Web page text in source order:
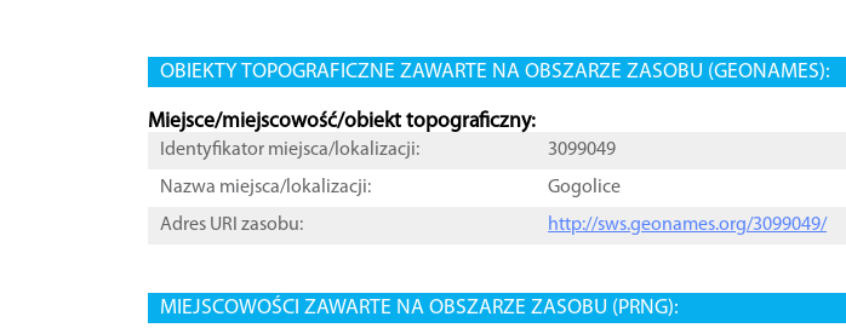
OBIEKTY TOPOGRAFICZNE ZAWARTE NA OBSZARZE ZASOBU (GEONAMES):
Miejsce/miejscowość/obiekt topograficzny:
Identyfikator miejsca/lokalizacji:
3099049
Nazwa miejsca/lokalizacji:
Gogolice
Adres URI zasobu:
http://sws.geonames.org/3099049/
MIEJSCOWOŚCI ZAWARTE NA OBSZARZE ZASOBU (PRNG):